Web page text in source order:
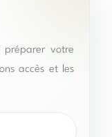
préparer votre
accès et les